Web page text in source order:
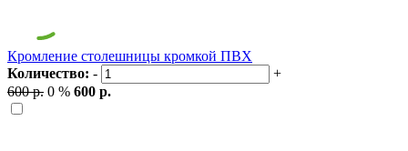
Кромление столешницы кромкой ПВХ
Количество: -
+
600 р. 0 % 600 р.